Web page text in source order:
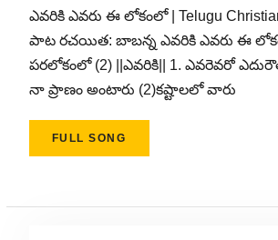
ఎవరికి ఎవరు ఈ లోకంలో | Telugu
పాట రచయిత: బాబన్న ఎవరికి ఎవరు ఈ
పరలోకంలో (2) ||ఎవరికి|| 1. ఎవరెవరో
నా ప్రాణం అంటారు (2)కష్టాలలో వారు
FULL SONG